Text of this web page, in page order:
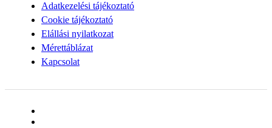
Adatkezelési tájékoztató
Cookie tájékoztató
Elállási nyilatkozat
Mérettáblázat
Kapcsolat